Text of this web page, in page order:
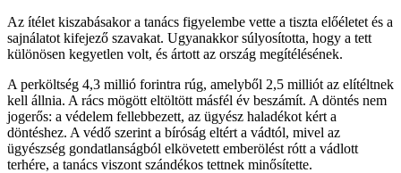
Az ítélet kiszabásakor a tanács figyelembe vette a tiszta előéletet és a
sajnálatot kifejező szavakat. Ugyanakkor súlyosította, hogy a tett
különösen kegyetlen volt, és ártott az ország megítélésének.
A perköltség 4,3 millió forintra rúg, amelyből 2,5 milliót az elítéltnek
kell állnia. A rács mögött eltöltött másfél év beszámít. A döntés nem
jogerős: a védelem fellebbezett, az ügyész haladékot kért a
döntéshez. A védő szerint a bíróság eltért a vádtól, mivel az
ügyészség gondatlanságból elkövetett emberölést rótt a vádlott
terhére, a tanács viszont szándékos tettnek minősítette.